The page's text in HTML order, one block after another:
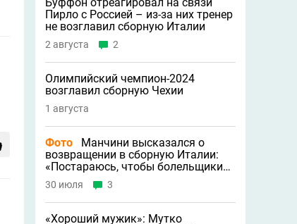
Пирло с Россией – из-за них тренер
не возглавил сборную Италии
2 августа 2
Олимпийский чемпион-2024
возглавил сборную Чехии
1 августа
Фото
Манчини высказался о
возвращении в сборную Италии:
«Постараюсь, чтобы болельщики
меня простили»
30 июля 3
«Хороший мужик»: Мутко